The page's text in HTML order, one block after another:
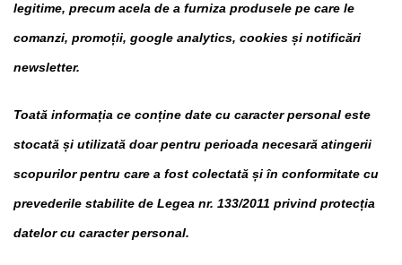
legitime, precum acela de a furniza produsele pe care le
comanzi, promoții, google analytics, cookies și notificări
newsletter.
Toată informația ce conține date cu caracter personal este
stocată și utilizată doar pentru perioada necesară atingerii
scopurilor pentru care a fost colectată și în conformitate cu
prevederile stabilite de Legea nr. 133/2011 privind protecția
datelor cu caracter personal.